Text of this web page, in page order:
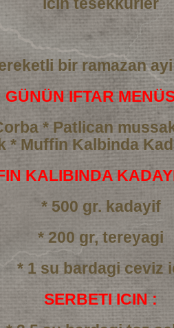
bir ramazan
GÜNÜN IFTAR
* Patlican
* Muffin Kalbinda
KALIBINDA
* 500 gr. kadayif
* 200 gr, tereyagi
* 1 su bardagi ceviz
SERBETI ICIN :